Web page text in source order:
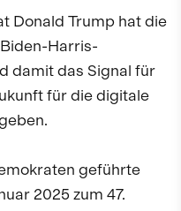
Donald Trump hat die
Harris-
damit das Signal für
für die digitale
geführte
2025 zum 47.